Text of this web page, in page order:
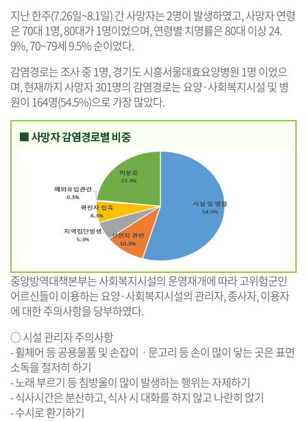
지난 한주(7.26일~8.1일) 간 사망자는 2명이 발생하였고, 사망자 연령
은 70대 1명, 80대가 1명이었으며, 연령별 치명률은 80대 이상 24.
9%, 70~79세 9.5% 순이었다.
감염경로는 조사 중 1명, 경기도 시흥서울대효요양병원 1명 이었으
며, 현재까지 사망자 301명의 감염경로는 요양·사회복지시설 및 병
원이 164명(54.5%)으로 가장 많았다.
■ 사망자 감염경로별 비중
중앙방역대책본부는 사회복지시설의 운영재개에 따라 고위험군인
어르신들이 이용하는 요양·사회복지시설의 관리자, 종사자, 이용자
에 대한 주의사항을 당부하였다.
○ 시설 관리자 주의사항
- 휠체어 등 공용물품 및 손잡이ㆍ문고리 등 손이 많이 닿는 곳은 표면
소독을 철저히 하기
- 노래 부르기 등 침방울이 많이 발생하는 행위는 자제하기
- 식사시간은 분산하고, 식사 시 대화를 하지 않고 나란히 앉기
- 수시로 환기하기